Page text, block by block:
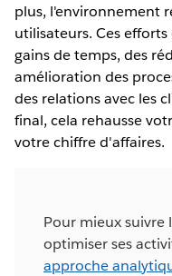
plus, l'environnement
utilisateurs. Ces
gains de temps, des
amélioration des
des relations avec les
final, cela rehausse
votre chiffre d'affaires.
Pour mieux suivre
optimiser ses
approche